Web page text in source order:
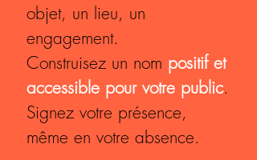
objet, un lieu, un
engagement.
Construisez un nom positif et
accessible pour votre public.
Signez votre présence,
même en votre absence.